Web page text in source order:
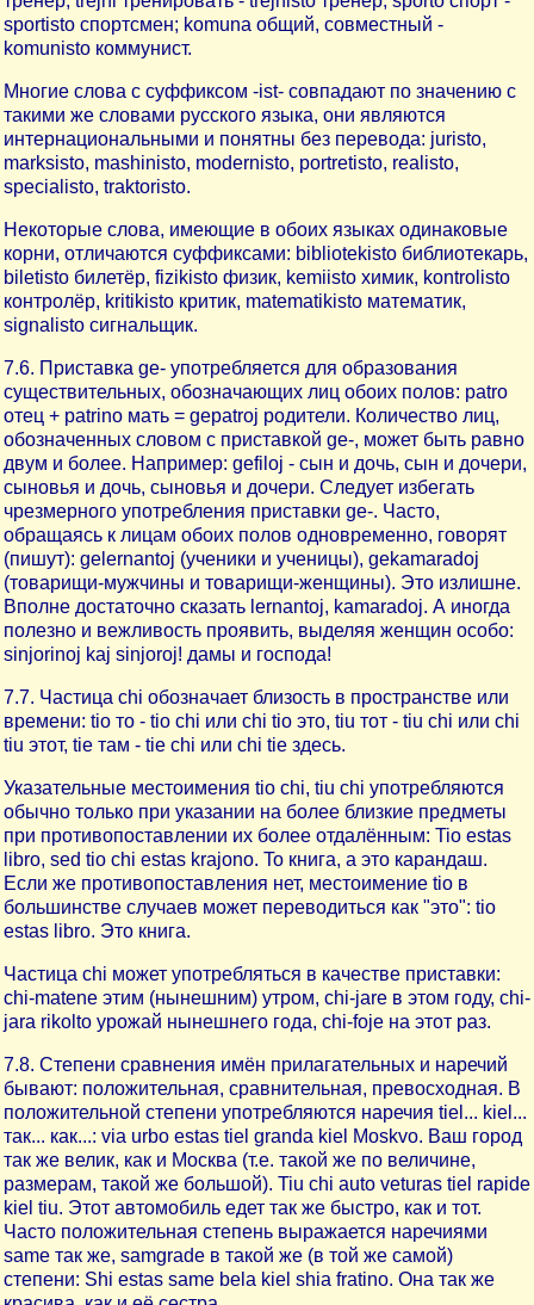
sportisto спортсмен; komuna общий, совместный -
komunisto коммунист.
Многие слова с суффиксом -ist- совпадают по значению с
такими же словами русского языка, они являются
интернациональными и понятны без перевода: juristo,
marksisto, mashinisto, modernisto, portretisto, realisto,
specialisto, traktoristo.
Некоторые слова, имеющие в обоих языках одинаковые
корни, отличаются суффиксами: bibliotekisto библиотекарь,
biletisto билетёр, fizikisto физик, kemiisto химик, kontrolisto
контролёр, kritikisto критик, matematikisto математик,
signalisto сигнальщик.
7.6. Приставка ge- употребляется для образования
существительных, обозначающих лиц обоих полов: patro
отец + patrino мать = gepatroj родители. Количество лиц,
обозначенных словом с приставкой ge-, может быть равно
двум и более. Например: gefiloj - сын и дочь, сын и дочери,
сыновья и дочь, сыновья и дочери. Следует избегать
чрезмерного употребления приставки ge-. Часто,
обращаясь к лицам обоих полов одновременно, говорят
(пишут): gelernantoj (ученики и ученицы), gekamaradoj
(товарищи-мужчины и товарищи-женщины). Это излишне.
Вполне достаточно сказать lernantoj, kamaradoj. А иногда
полезно и вежливость проявить, выделяя женщин особо:
sinjorinoj kaj sinjoroj! дамы и господа!
7.7. Частица chi обозначает близость в пространстве или
времени: tio то - tio chi или chi tio это, tiu тот - tiu chi или chi
tiu этот, tie там - tie chi или chi tie здесь.
Указательные местоимения tio chi, tiu chi употребляются
обычно только при указании на более близкие предметы
при противопоставлении их более отдалённым: Tio estas
libro, sed tio chi estas krajono. To книга, а это карандаш.
Если же противопоставления нет, местоимение tio в
большинстве случаев может переводиться как "это": tio
estas libro. Это книга.
Частица chi может употребляться в качестве приставки:
chi-matene этим (нынешним) утром, chi-jare в этом году, chi-
jara rikolto урожай нынешнего года, chi-foje на этот раз.
7.8. Степени сравнения имён прилагательных и наречий
бывают: положительная, сравнительная, превосходная. В
положительной степени употребляются наречия tiel... kiel...
так... как...: via urbo estas tiel granda kiel Moskvo. Ваш город
так же велик, как и Москва (т.е. такой же по величине,
размерам, такой же большой). Tiu chi auto veturas tiel rapide
kiel tiu. Этот автомобиль едет так же быстро, как и тот.
Часто положительная степень выражается наречиями
same так же, samgrade в такой же (в той же самой)
степени: Shi estas same bela kiel shia fratino. Она так же